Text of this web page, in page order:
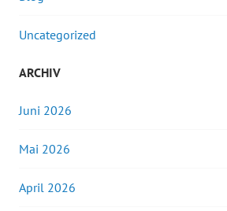
Uncategorized
ARCHIV
Juni 2026
Mai 2026
April 2026